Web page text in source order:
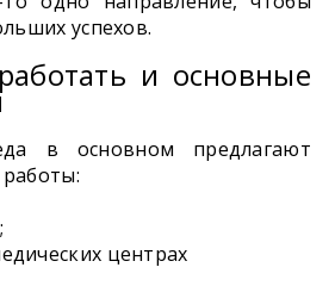
успехов.
и основные
в основном предлагают
центрах